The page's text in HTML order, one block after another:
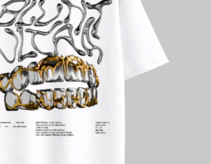
Calças
Camisas
Shorts E Bermudas